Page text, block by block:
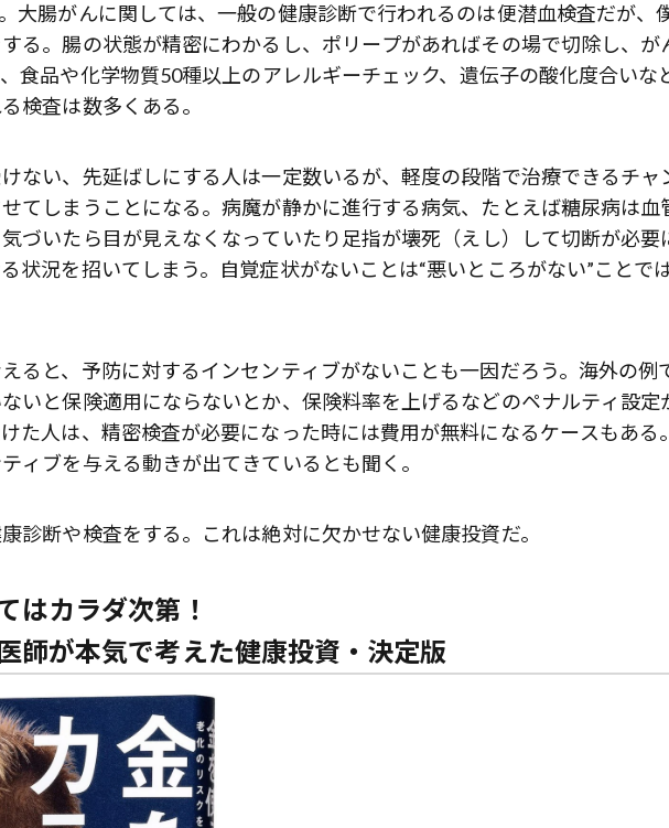
大腸がんに関しては、一般の健康診断で行われるのは便潜血検査だが、
る。腸の状態が精密にわかるし、ポリープがあればその場で切除し、が
食品や化学物質50種以上のアレルギーチェック、遺伝子の酸化度合いな
検査は数多くある。
ない、先延ばしにする人は一定数いるが、軽度の段階で治療できるチャ
てしまうことになる。病魔が静かに進行する病気、たとえば糖尿病は血
づいたら目が見えなくなっていたり足指が壊死（えし）
して切断が必要
状況を招いてしまう。自覚症状がないことは“悪いところがない”ことで
ると、予防に対するインセンティブがないことも一因だろう。海外の例
いと保険適用にならないとか、保険料率を上げるなどのペナルティ設定
た人は、精密検査が必要になった時には費用が無料になるケースもある
ィブを与える動きが出てきているとも聞く。
診断や検査をする。これは絶対に欠かせない健康投資だ。
はカラダ次第！
師が本気で考えた健康投資・決定版